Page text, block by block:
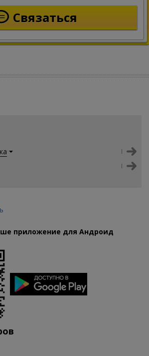
Связаться
приложение для Андроид